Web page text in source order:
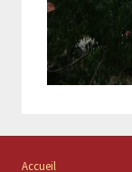
Accueil